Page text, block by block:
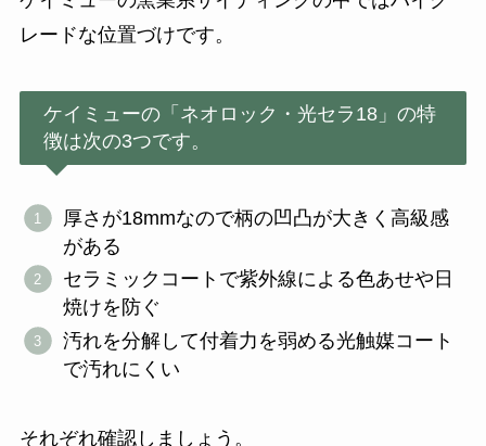
レードな位置づけです。
ケイミューの「ネオロック・光セラ18」の特
徴は次の3つです。
厚さが18mmなので柄の凹凸が大きく高級感
がある
セラミックコートで紫外線による色あせや日
焼けを防ぐ
汚れを分解して付着力を弱める光触媒コート
で汚れにくい
それぞれ確認しましょう。